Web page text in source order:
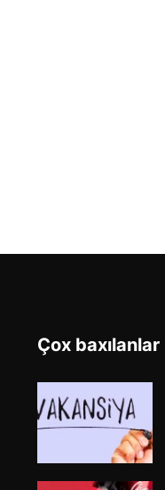
Çox baxılanlar